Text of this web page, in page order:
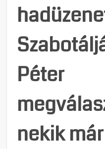
Péter
nekik